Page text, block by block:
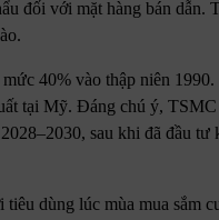
đối với mặt hàng bán dẫn.
40% vào thập niên
tại Mỹ. Đáng chú ý, TSMC
sau khi đã đầu tư
dùng lúc mùa mua sắm